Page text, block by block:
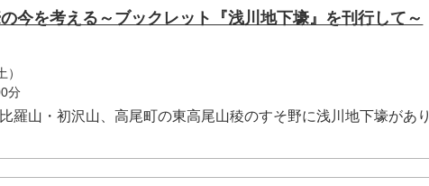
今を考える～ブックレット『浅川地下壕』を刊行して～
分
羅山・初沢山、高尾町の東高尾山稜のすそ野に浅川地下壕があり